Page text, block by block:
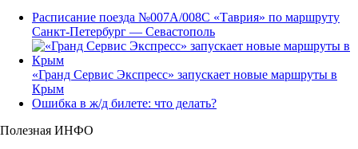
Расписание поезда №007А/008С «Таврия» по маршруту
Санкт-Петербург — Севастополь
«Гранд Сервис Экспресс» запускает новые маршруты в
Крым
Ошибка в ж/д билете: что делать?
Полезная ИНФО